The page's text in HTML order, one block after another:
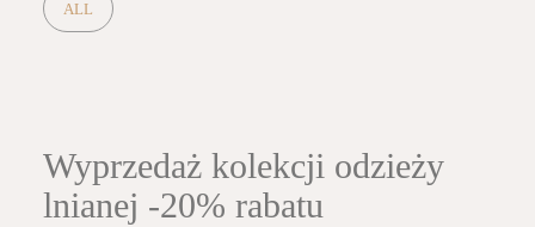
ALL
Wyprzedaż kolekcji odzieży
lnianej -20% rabatu